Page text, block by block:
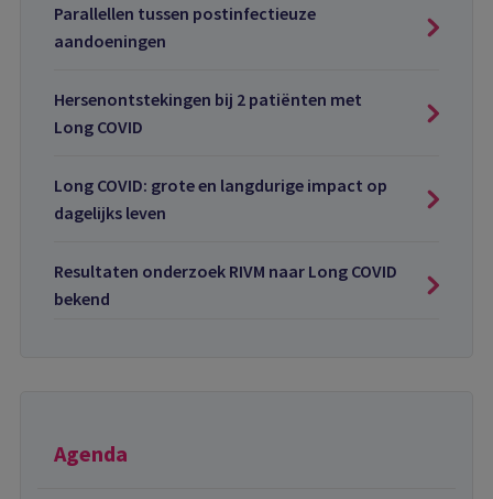
Parallellen tussen postinfectieuze
aandoeningen
Hersenontstekingen bij 2 patiënten met
Long COVID
Long COVID: grote en langdurige impact op
dagelijks leven
Resultaten onderzoek RIVM naar Long COVID
bekend
Agenda